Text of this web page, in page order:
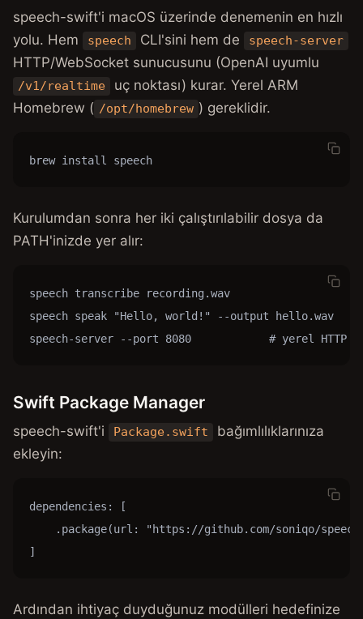
speech-swift'i macOS üzerinde denemenin en hızlı
yolu. Hem
speech CLI'sini hem de speech-server
HTTP/WebSocket sunucusunu (OpenAI uyumlu
/v1/realtime
uç noktası) kurar. Yerel ARM
Homebrew ( /opt/homebrew ) gereklidir.
brew install speech
Kurulumdan sonra her iki çalıştırılabilir dosya da
PATH'inizde yer alır:
speech transcribe recording.wav
speech speak "Hello, world!" --output hello.wav
speech-server --port 8080            # yerel HTTP /
Swift Package Manager
speech-swift'i Package.swift
bağımlılıklarınıza
ekleyin:
dependencies: [
.package(url: "https://github.com/soniqo/
]
Ardından ihtiyaç duyduğunuz modülleri hedefinize